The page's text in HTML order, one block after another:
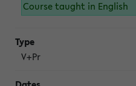
Course taught in English
V+Pr